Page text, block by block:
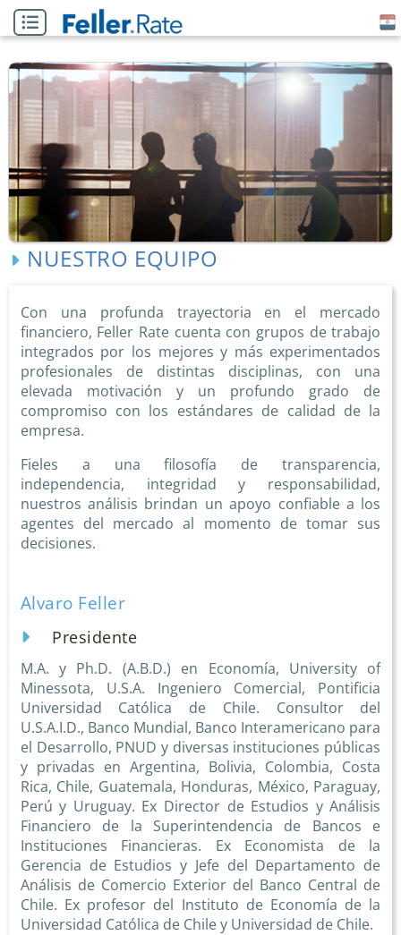
NUESTRO EQUIPO
Con una profunda trayectoria en el mercado
financiero, Feller Rate cuenta con grupos de trabajo
integrados por los mejores y más experimentados
profesionales de distintas disciplinas, con una
elevada motivación y un profundo grado de
compromiso con los estándares de calidad de la
empresa.
Fieles a una filosofía de transparencia,
independencia, integridad y responsabilidad,
nuestros análisis brindan un apoyo confiable a los
agentes del mercado al momento de tomar sus
decisiones.
Alvaro Feller
Presidente
M.A. y Ph.D. (A.B.D.) en Economía, University of
Minessota, U.S.A. Ingeniero Comercial, Pontificia
Universidad Católica de Chile. Consultor del
U.S.A.I.D., Banco Mundial, Banco Interamericano para
el Desarrollo, PNUD y diversas instituciones públicas
y privadas en Argentina, Bolivia, Colombia, Costa
Rica, Chile, Guatemala, Honduras, México, Paraguay,
Perú y Uruguay. Ex Director de Estudios y Análisis
Financiero de la Superintendencia de Bancos e
Instituciones Financieras. Ex Economista de la
Gerencia de Estudios y Jefe del Departamento de
Análisis de Comercio Exterior del Banco Central de
Chile. Ex profesor del Instituto de Economía de la
Universidad Católica de Chile y Universidad de Chile.